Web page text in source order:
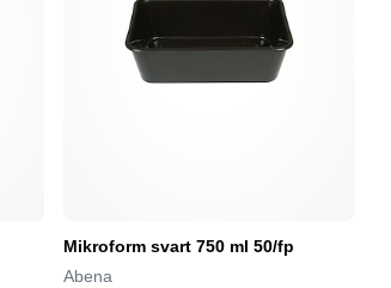
Mikroform svart 750 ml 50/fp
Abena